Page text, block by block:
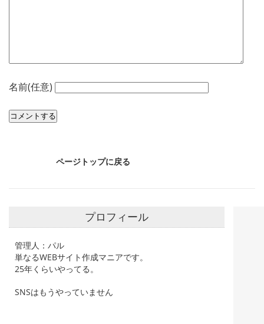
名前(任意)
ページトップに戻る
プロフィール
管理人：パル
単なるWEBサイト作成マニアです。
25年くらいやってる。
SNSはもうやっていません